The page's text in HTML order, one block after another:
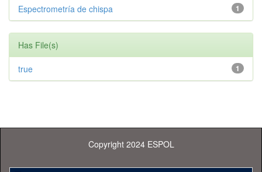
1
Espectrometría de chispa
Has File(s)
1
true
Copyright 2024 ESPOL